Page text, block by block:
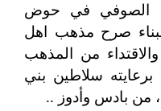
الصوفي في حوض
صرح مذهب اهل
من المذهب
برعايته سلاطين بني
من بادس وأدوز ..